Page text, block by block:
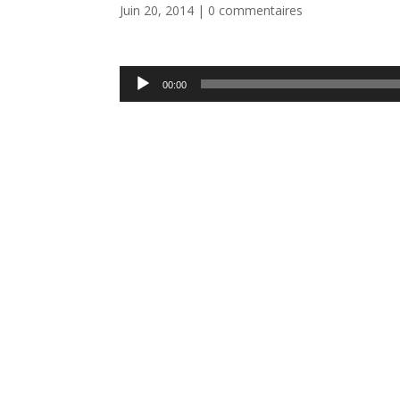
Juin 20, 2014 | 0 commentaires
Lecteur
audio
00:00